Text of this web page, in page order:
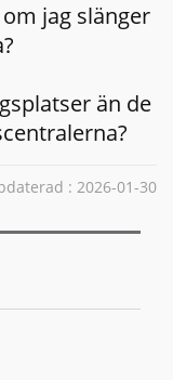
jag slänger
än de
: 2026-01-30